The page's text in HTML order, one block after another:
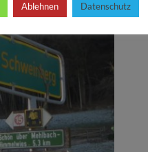
Ablehnen Datenschutz